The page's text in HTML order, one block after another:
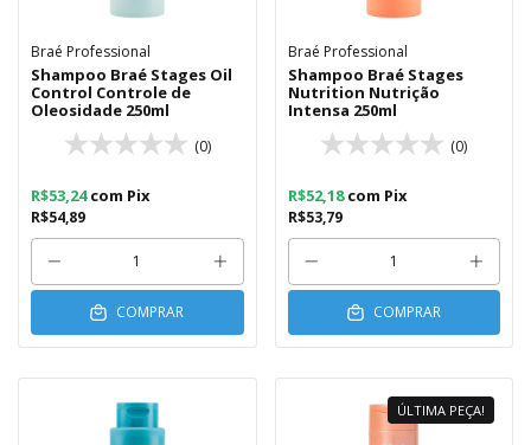
Braé Professional
Shampoo Braé Stages Oil
Control Controle de
Oleosidade 250ml
(0)
R$54,89
R$53,24com Pix
COMPRAR
Braé Professional
Shampoo Braé Stages
Nutrition Nutrição
Intensa 250ml
(0)
R$53,79
R$52,18com Pix
COMPRAR
ÚLTIMA PEÇA!